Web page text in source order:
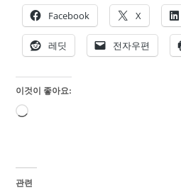
Facebook X
레딧 전자우편
이것이 좋아요:
로
관련